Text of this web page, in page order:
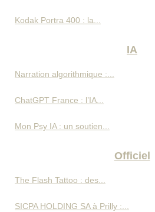
Kodak Portra 400 : la...
IA
Narration algorithmique :...
ChatGPT France : l’IA...
Mon Psy IA : un soutien...
Officiel
The Flash Tattoo : des...
SICPA HOLDING SA à Prilly :...